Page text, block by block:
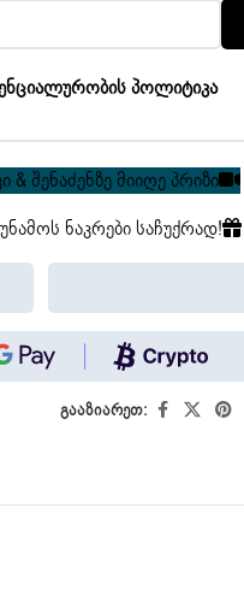
პოლიტიკა
& შენაძენზე მიიღე პრიზი
ნაკრები საჩუქრად!
გააზიარეთ: